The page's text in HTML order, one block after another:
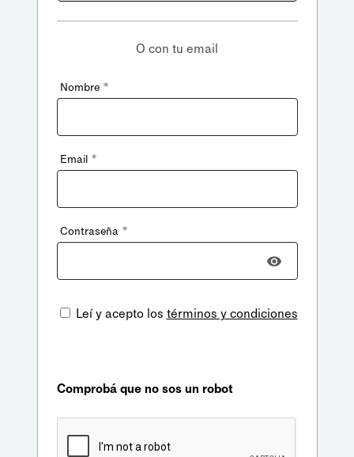
O con tu email
Nombre *
Email *
Contraseña *
Leí y acepto los términos y condiciones
Comprobá que no sos un robot